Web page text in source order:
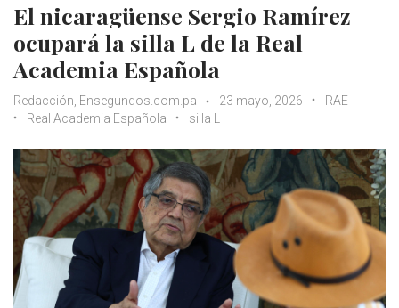
El nicaragüense Sergio Ramírez
ocupará la silla L de la Real
Academia Española
Redacción, Ensegundos.com.pa 23 mayo, 2026
RAE
Real Academia Española
silla L